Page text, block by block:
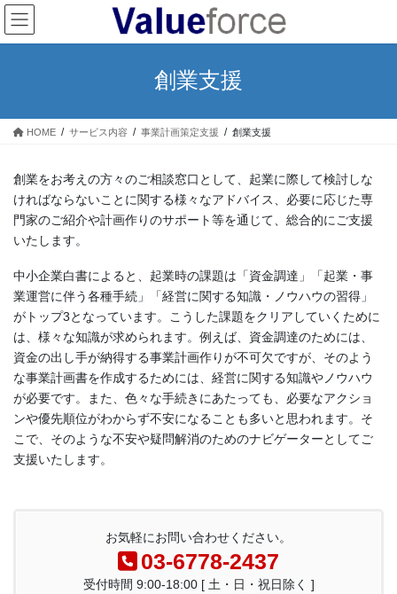
コ
ン
テ
ス
ナ
ビ
ゲ
ン
創業支援
HOME サービス内容 事業計画策定支援 創業支援
創業をお考えの方々のご相談窓口として、起業に際して検討しな
ければならないことに関する様々なアドバイス、必要に応じた専
門家のご紹介や計画作りのサポート等を通じて、総合的にご支援
いたします。
中小企業白書によると、起業時の課題は「資金調達」「起業・事
業運営に伴う各種手続」「経営に関する知識・ノウハウの習得」
がトップ3となっています。こうした課題をクリアしていくために
は、様々な知識が求められます。例えば、資金調達のためには、
資金の出し手が納得する事業計画作りが不可欠ですが、そのよう
な事業計画書を作成するためには、経営に関する知識やノウハウ
が必要です。また、色々な手続きにあたっても、必要なアクショ
ンや優先順位がわからず不安になることも多いと思われます。そ
こで、そのような不安や疑問解消のためのナビゲーターとしてご
支援いたします。
お気軽にお問い合わせください。
03-6778-2437
受付時間 9:00-18:00 [ 土・日・祝日除く ]